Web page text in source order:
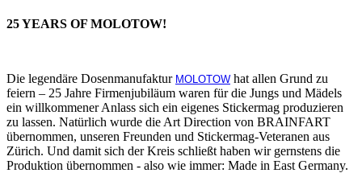
25 YEARS OF MOLOTOW!
Die legendäre Dosenmanufaktur MOLOTOW hat allen Grund zu
feiern – 25 Jahre Firmenjubiläum waren für die Jungs und Mädels
ein willkommener Anlass sich ein eigenes Stickermag produzieren
zu lassen. Natürlich wurde die Art Direction von BRAINFART
übernommen, unseren Freunden und Stickermag-Veteranen aus
Zürich. Und damit sich der Kreis schließt haben wir gernstens die
Produktion übernommen - also wie immer: Made in East Germany.